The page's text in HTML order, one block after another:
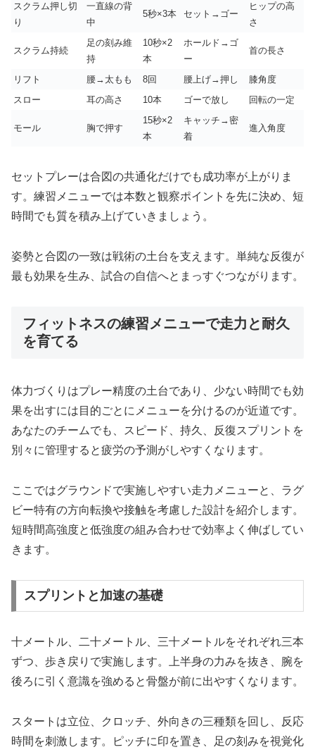
スクラム押し切
り
一直線の背
中
5秒×3本 セット→ゴー
ヒップの高
さ
スクラム持続
足の刻み維
持
10秒×2
本
ホールド→ゴ
ー
首の長さ
リフト 腰→太もも 8回 腰上げ→押し
膝角度
スロー
耳の高さ 10本 ゴーで放し 回転の一定
モール 胸で押す
15秒×2
本
キャッチ→密
着
進入角度
セットプレーは合図の共通化だけでも成功率が上がりま
す。練習メニューでは本数と観察ポイントを先に決め、短
時間でも質を積み上げていきましょう。
姿勢と合図の一致は戦術の土台を支えます。単純な反復が
最も効果を生み、試合の自信へとまっすぐつながります。
フィットネスの練習メニューで走力と耐久
を育てる
体力づくりはプレー精度の土台であり、少ない時間でも効
果を出すには目的ごとにメニューを分けるのが近道です。
あなたのチームでも、スピード、持久、反復スプリントを
別々に管理すると疲労の予測がしやすくなります。
ここではグラウンドで実施しやすい走力メニューと、ラグ
ビー特有の方向転換や接触を考慮した設計を紹介します。
短時間高強度と低強度の組み合わせで効率よく伸ばしてい
きます。
スプリントと加速の基礎
十メートル、二十メートル、三十メートルをそれぞれ三本
ずつ、歩き戻りで実施します。上半身の力みを抜き、腕を
後ろに引く意識を強めると骨盤が前に出やすくなります。
スタートは立位、クロッチ、外向きの三種類を回し、反応
時間を刺激します。ピッチに印を置き、足の刻みを視覚化